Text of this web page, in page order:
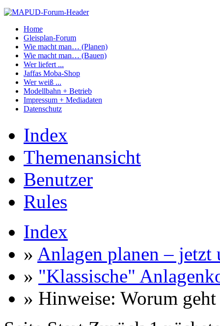
Home
Gleisplan-Forum
Wie macht man… (Planen)
Wie macht man… (Bauen)
Wer liefert ...
Jaffas Moba-Shop
Wer weiß ...
Modellbahn + Betrieb
Impressum + Mediadaten
Datenschutz
Index
Themenansicht
Benutzer
Rules
Index
» Anlagen planen – jetzt
» "Klassische"
» Hinweise: Worum geht